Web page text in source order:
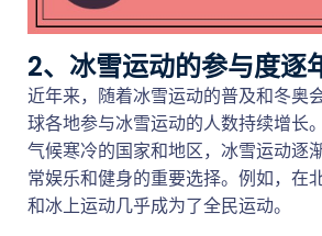
2、冰雪运动的参与度逐
近年来，随着冰雪运动的普及和冬奥
球各地参与冰雪运动的人数持续增长
气候寒冷的国家和地区，冰雪运动逐
常娱乐和健身的重要选择。例如，在
和冰上运动几乎成为了全民运动。